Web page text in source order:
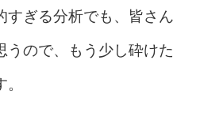
すぎる分析でも、皆さん
うので、もう少し砕けた